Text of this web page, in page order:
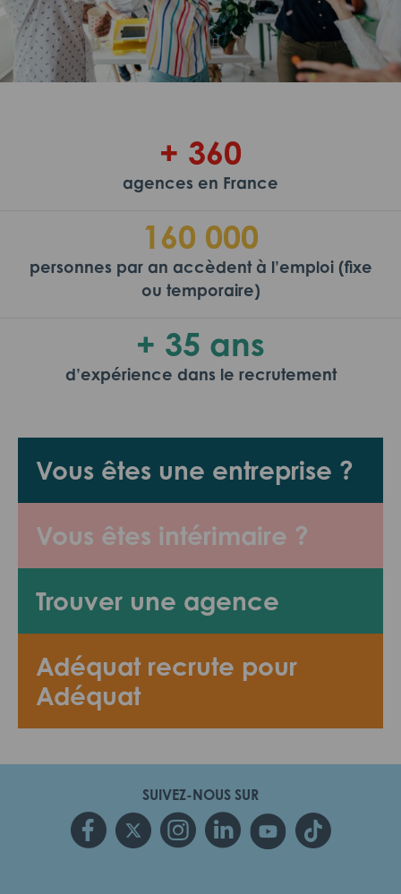
Vous êtes une entreprise ?
Vous êtes intérimaire ?
Trouver une agence
Adéquat recrute pour
Adéquat
+ 360
agences en France
160 000
personnes par an accèdent à l’emploi (fixe
ou temporaire)
+ 35 ans
d’expérience dans le recrutement
SUIVEZ-NOUS SUR